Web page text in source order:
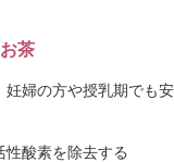
茶
妊婦の方や授乳期でも安
酸素を除去する